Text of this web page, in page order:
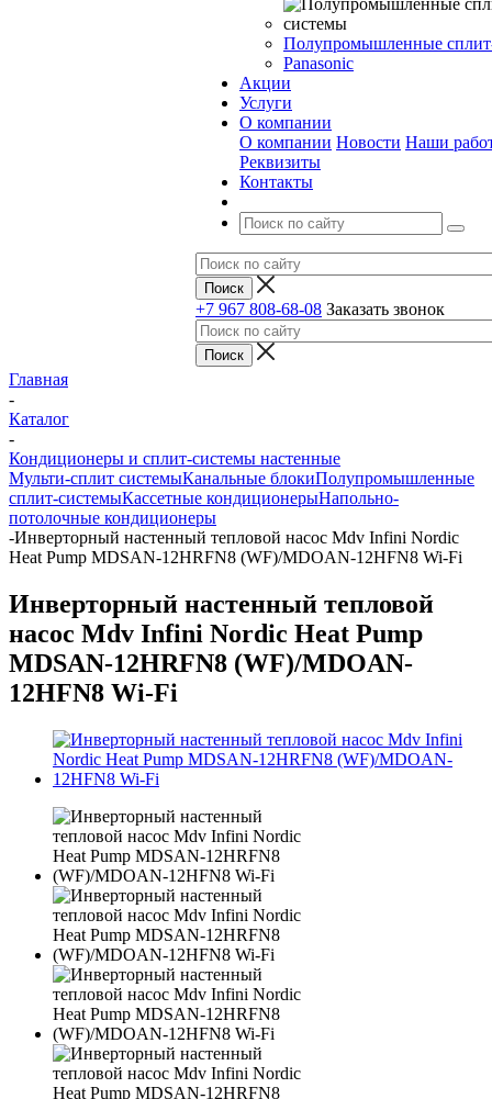
Полупромышленные
Panasonic
Акции
Услуги
О компании
О компании Новости Наши
Реквизиты
Контакты
+7 967 808-68-08 Заказать звонок
Главная
-
Каталог
-
Кондиционеры и сплит-системы настенные
Мульти-сплит системыКанальные блокиПолупромышленные
сплит-системыКассетные кондиционерыНапольно-
потолочные кондиционеры
-Инверторный настенный тепловой насос Mdv Infini Nordic
Heat Pump MDSAN-12HRFN8 (WF)/MDOAN-12HFN8 Wi-Fi
Инверторный настенный тепловой
насос Mdv Infini Nordic Heat Pump
MDSAN-12HRFN8 (WF)/MDOAN-
12HFN8 Wi-Fi